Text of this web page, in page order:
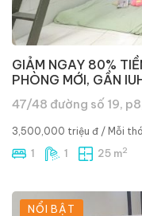
GIẢM NGAY 80%
PHÒNG MỚI, GẦN
47/48 đường số 19,
3,500,000 triệu đ / Mỗi
1 1 25 m2
NỔI BẬT